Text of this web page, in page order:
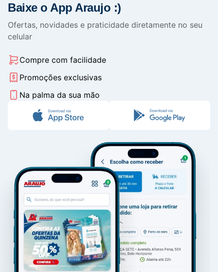
Baixe o App Araujo :)
Ofertas, novidades e praticidade diretamente no seu
celular
Compre com facilidade
Promoções exclusivas
Na palma da sua mão